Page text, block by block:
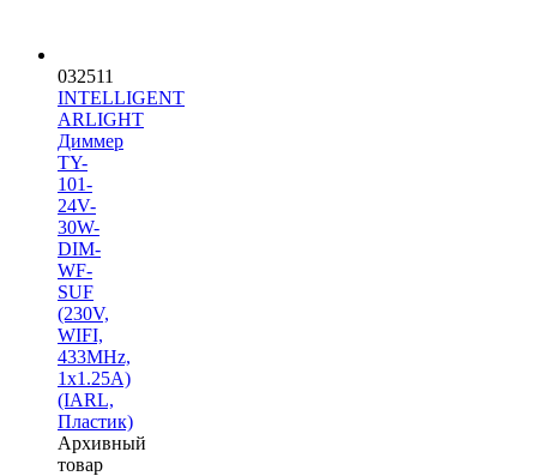
032511
INTELLIGENT
ARLIGHT
Диммер
TY-
101-
24V-
30W-
DIM-
WF-
SUF
(230V,
WIFI,
433MHz,
1х1.25A)
(IARL,
Пластик)
Архивный
товар